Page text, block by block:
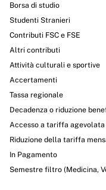
Borsa di studio
Studenti Stranieri
Contributi FSC e FSE
Altri contributi
Attività culturali e sportive
Accertamenti
Tassa regionale
Decadenza o riduzione
Accesso a tariffa
Riduzione della tariffa
In Pagamento
Semestre filtro (Medicina,